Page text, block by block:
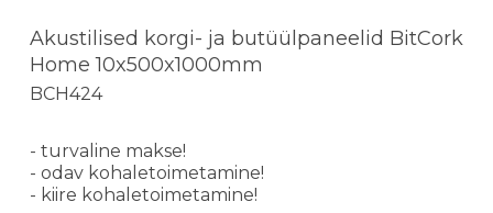
Akustilised korgi- ja butüülpaneelid BitCork
Home 10x500x1000mm
BCH424
- turvaline makse!
- odav kohaletoimetamine!
- kiire kohaletoimetamine!